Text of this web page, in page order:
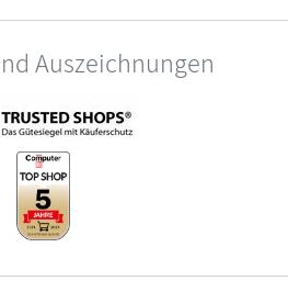
Auszeichnungen